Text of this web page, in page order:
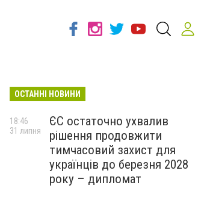
ОСТАННІ НОВИНИ
ЄС остаточно ухвалив
рішення продовжити
тимчасовий захист для
українців до березня 2028
року – дипломат
18:46
31 липня